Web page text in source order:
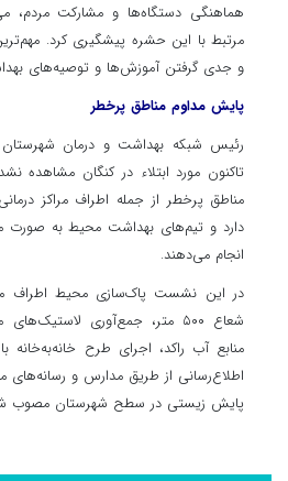
هماهنگی دستگاه‌ها و مشارکت مردم،
مرتبط با این حشره پیشگیری کرد.
و جدی گرفتن آموزش‌ها و توصیه‌های
پایش مداوم مناطق پرخطر
رئیس شبکه بهداشت و درمان شهرستان
تاکنون مورد ابتلاء در کنگان مشاهده
مناطق پرخطر از جمله اطراف مراکز
دارد و تیم‌های بهداشت محیط به صورت
انجام می‌دهند.
در این نشست پاک‌سازی محیط اطراف
شعاع ۵۰۰ متر، جمع‌آوری
منابع آب راکد، اجرای طرح
اطلاع‌رسانی از طریق مدارس و
پایش زیستی در سطح شهرستان مصوب